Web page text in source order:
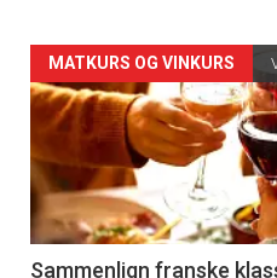
Forsiden
akkurat
nå
-
MATKURS OG VINKURS
Sammenlign franske